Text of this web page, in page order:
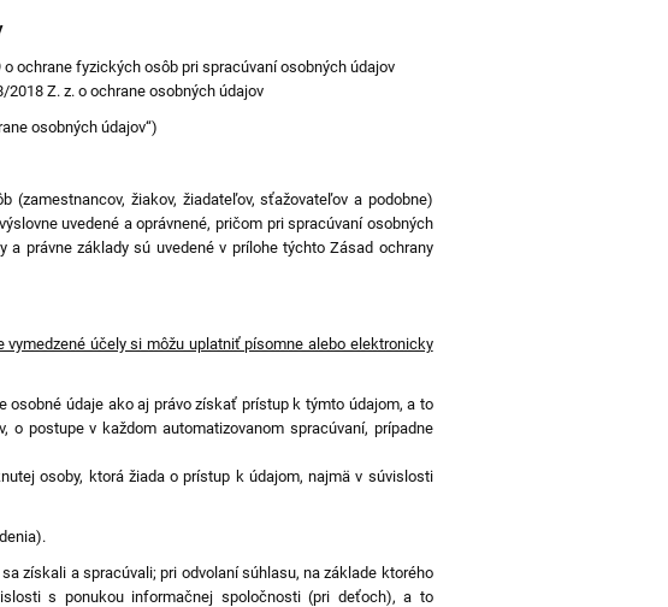
ochrane fyzických osôb pri spracúvaní osobných údajov
2018 Z. z. o ochrane osobných údajov
osobných údajov“)
(zamestnancov, žiakov, žiadateľov, sťažovateľov a podobne)
uvedené a oprávnené, pričom pri spracúvaní osobných
právne základy sú uvedené v prílohe týchto Zásad ochrany
účely si môžu uplatniť písomne alebo elektronicky
údaje ako aj právo získať prístup k týmto údajom, a to
o postupe v každom automatizovanom spracúvaní, prípadne
osoby, ktorá žiada o prístup k údajom, najmä v súvislosti
získali a spracúvali; pri odvolaní súhlasu, na základe ktorého
s ponukou informačnej spoločnosti (pri deťoch), a to